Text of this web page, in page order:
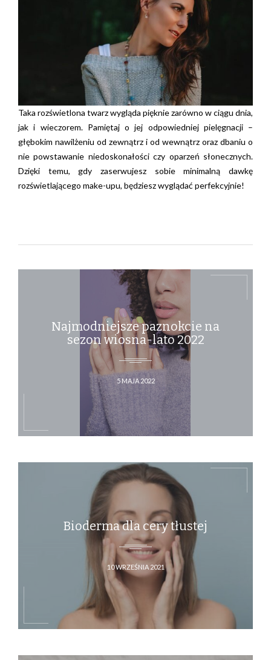
Taka rozświetlona twarz wygląda pięknie zarówno w ciągu dnia,
jak i wieczorem. Pamiętaj o jej odpowiedniej pielęgnacji –
głębokim nawilżeniu od zewnątrz i od wewnątrz oraz dbaniu o
nie powstawanie niedoskonałości czy oparzeń słonecznych.
Dzięki temu, gdy zaserwujesz sobie minimalną dawkę
rozświetlającego make-upu, będziesz wyglądać perfekcyjnie!
Najmodniejsze paznokcie na
sezon wiosna-lato 2022
5 MAJA 2022
Bioderma dla cery tłustej
10 WRZEŚNIA 2021